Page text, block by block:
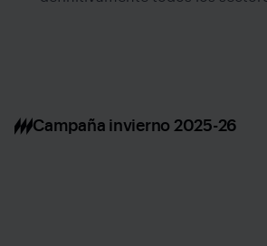
Campaña invierno 2025-26